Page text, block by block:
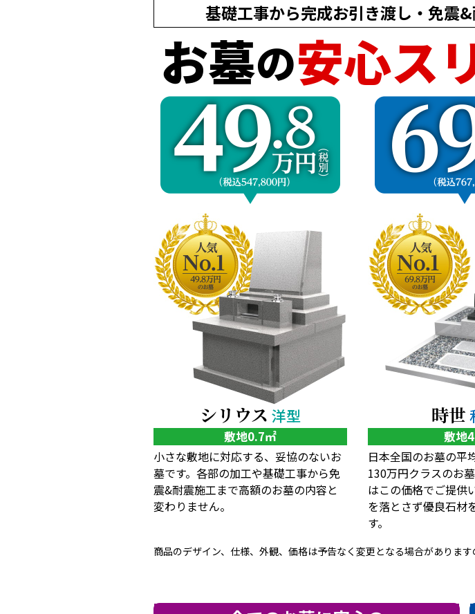
基礎工事から完成お引き渡し・ 免震
お墓の安心ス
シリウス 洋型
敷地0.7㎡
小さな敷地に対応する、妥協のないお
墓です。各部の加工や基礎工事から免
震&耐震施工まで高額のお墓の内容と
変わりません。
時世
敷地
日本全国のお墓の平
130万円クラスのお
はこの価格でご提供
を落とさず優良石材
す。
商品のデザイン、仕様、外観、価格は予告なく変更となる場合があります